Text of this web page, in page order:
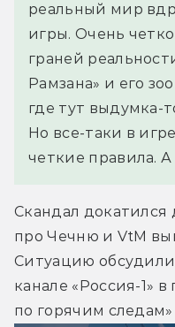
реальный мир
игры. Очень
граней
Рамзана» и его
где тут выдумка-
Но все-таки в
четкие правила. А
Скандал докатился
про Чечню и VtM
Ситуацию
канале «Россия-1» в
по горячим следам»